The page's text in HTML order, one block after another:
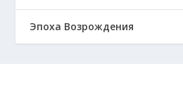
Эпоха Возрождения